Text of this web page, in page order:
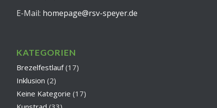
E-Mail: homepage@rsv-speyer.de
KATEGORIEN
Brezelfestlauf(17)
Inklusion (2)
Keine Kategorie (17)